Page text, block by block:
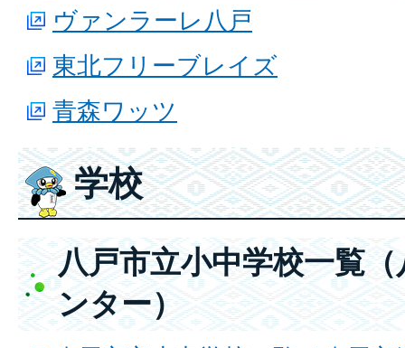
ヴァンラーレ八戸
東北フリーブレイズ
青森ワッツ
学校
八戸市立小中学校一覧
ンター）